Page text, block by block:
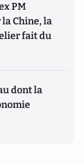
PM
Chine, la
fait du
dont la